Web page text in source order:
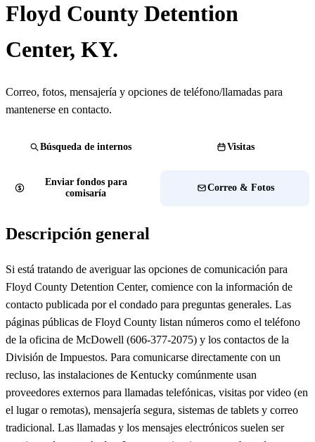
Floyd County Detention
Center, KY.
Correo, fotos, mensajería y opciones de teléfono/llamadas para
mantenerse en contacto.
Búsqueda de internos Visitas
Enviar fondos para
comisaría
Correo & Fotos
Descripción general
Si está tratando de averiguar las opciones de comunicación para
Floyd County Detention Center, comience con la información de
contacto publicada por el condado para preguntas generales. Las
páginas públicas de Floyd County listan números como el teléfono
de la oficina de McDowell (606-377-2075) y los contactos de la
División de Impuestos. Para comunicarse directamente con un
recluso, las instalaciones de Kentucky comúnmente usan
proveedores externos para llamadas telefónicas, visitas por video (en
el lugar o remotas), mensajería segura, sistemas de tablets y correo
tradicional. Las llamadas y los mensajes electrónicos suelen ser